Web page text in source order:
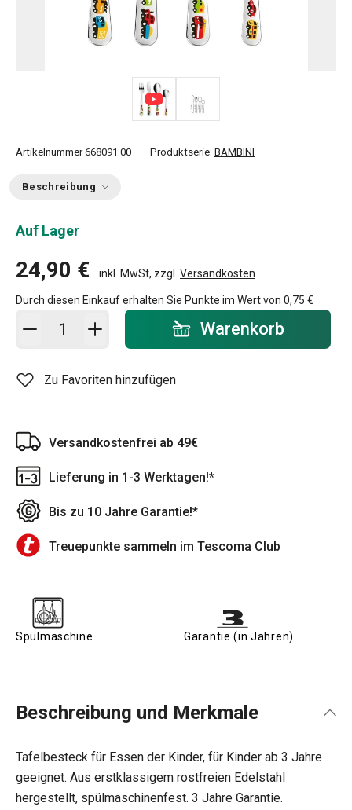
Artikelnummer 668091.00 Produktserie: BAMBINI
Beschreibung
Auf Lager
24,90 € inkl. MwSt, zzgl. Versandkosten
Durch diesen Einkauf erhalten Sie Punkte im Wert von 0,75 €
In den Warenkorb - Menge Warenkorb
Zu Favoriten hinzufügen
Versandkostenfrei ab 49€
Lieferung in 1-3 Werktagen!*
Bis zu 10 Jahre Garantie!*
Treuepunkte sammeln im Tescoma Club
Spülmaschine Garantie (in Jahren)
Beschreibung und Merkmale
Tafelbesteck für Essen der Kinder, für Kinder ab 3 Jahre
geeignet. Aus erstklassigem rostfreien Edelstahl
hergestellt, spülmaschinenfest. 3 Jahre Garantie.